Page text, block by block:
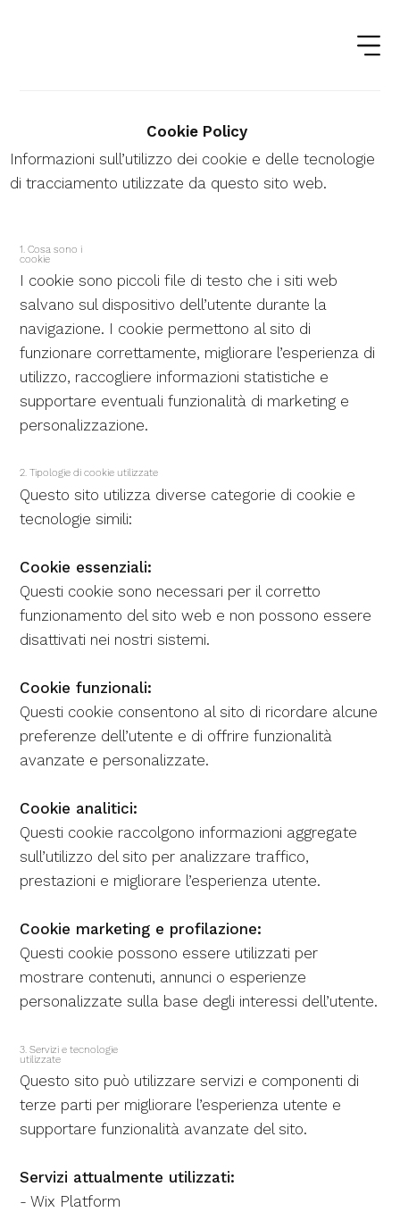
1. Cosa sono i
cookie
I cookie sono piccoli file di testo che i siti web
salvano sul dispositivo dell’utente durante la
navigazione. I cookie permettono al sito di
funzionare correttamente, migliorare l’esperienza di
utilizzo, raccogliere informazioni statistiche e
supportare eventuali funzionalità di marketing e
personalizzazione.
2. Tipologie di cookie utilizzate
Questo sito utilizza diverse categorie di cookie e
tecnologie simili:
Cookie essenziali:
Questi cookie sono necessari per il corretto
funzionamento del sito web e non possono essere
disattivati nei nostri sistemi.
Cookie funzionali:
Questi cookie consentono al sito di ricordare alcune
preferenze dell’utente e di offrire funzionalità
avanzate e personalizzate.
Cookie analitici:
Questi cookie raccolgono informazioni aggregate
sull’utilizzo del sito per analizzare traffico,
prestazioni e migliorare l’esperienza utente.
Cookie marketing e profilazione:
Questi cookie possono essere utilizzati per
mostrare contenuti, annunci o esperienze
personalizzate sulla base degli interessi dell’utente.
3. Servizi e tecnologie
utilizzate
Questo sito può utilizzare servizi e componenti di
terze parti per migliorare l’esperienza utente e
supportare funzionalità avanzate del sito.
Servizi attualmente utilizzati:
- Wix Platform
Cookie Policy
Informazioni sull’utilizzo dei cookie e delle tecnologie
di tracciamento utilizzate da questo sito web.